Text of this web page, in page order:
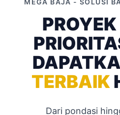
TERBAIK
Dari pondasi